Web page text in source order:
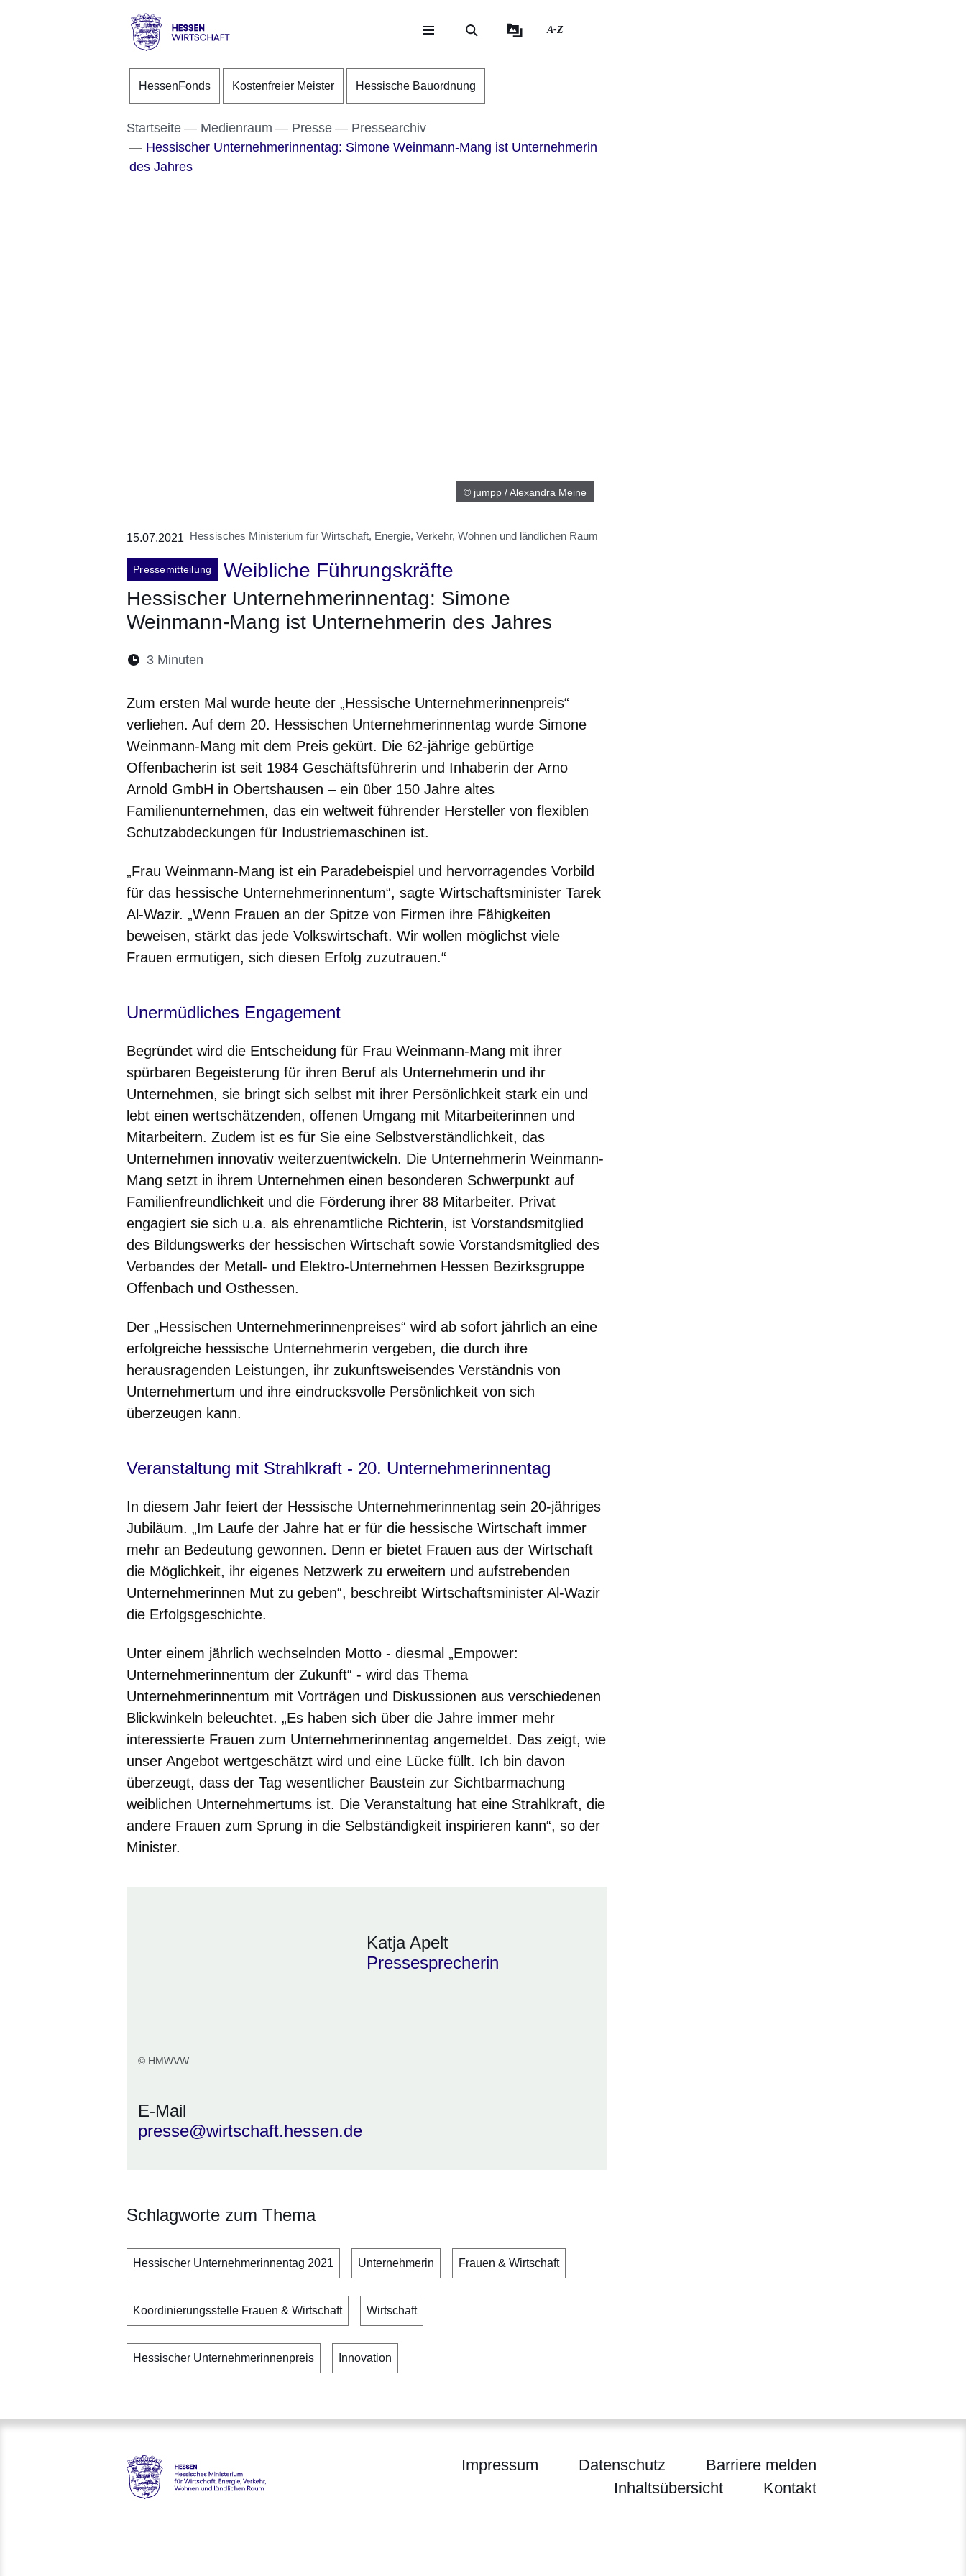
Direkt zum Kopf der Seite
Direkt zum Inhalt
Direkt zum Fuß der Seite
Wirtschaft
A-Z
HessenFonds Kostenfreier Meister Hessische Bauordnung
Startseite Medienraum Presse
Pressearchiv
Hessischer Unternehmerinnentag: Simone Weinmann-Mang ist Unternehmerin
des Jahres
© jumpp / Alexandra Meine
15.07.2021 Hessisches Ministerium für Wirtschaft, Energie, Verkehr, Wohnen und ländlichen Raum
Pressemitteilung
Weibliche Führungskräfte
Hessischer Unternehmerinnentag: Simone
Weinmann-Mang ist Unternehmerin des Jahres
Lesedauer:
3 Minuten
Zum ersten Mal wurde heute der „Hessische Unternehmerinnenpreis“
verliehen. Auf dem 20. Hessischen Unternehmerinnentag wurde Simone
Weinmann-Mang mit dem Preis gekürt. Die 62-jährige gebürtige
Offenbacherin ist seit 1984 Geschäftsführerin und Inhaberin der Arno
Arnold GmbH in Obertshausen – ein über 150 Jahre altes
Familienunternehmen, das ein weltweit führender Hersteller von flexiblen
Schutzabdeckungen für Industriemaschinen ist.
„Frau Weinmann-Mang ist ein Paradebeispiel und hervorragendes Vorbild
für das hessische Unternehmerinnentum“, sagte Wirtschaftsminister Tarek
Al-Wazir. „Wenn Frauen an der Spitze von Firmen ihre Fähigkeiten
beweisen, stärkt das jede Volkswirtschaft. Wir wollen möglichst viele
Frauen ermutigen, sich diesen Erfolg zuzutrauen.“
Unermüdliches Engagement
Begründet wird die Entscheidung für Frau Weinmann-Mang mit ihrer
spürbaren Begeisterung für ihren Beruf als Unternehmerin und ihr
Unternehmen, sie bringt sich selbst mit ihrer Persönlichkeit stark ein und
lebt einen wertschätzenden, offenen Umgang mit Mitarbeiterinnen und
Mitarbeitern. Zudem ist es für Sie eine Selbstverständlichkeit, das
Unternehmen innovativ weiterzuentwickeln. Die Unternehmerin Weinmann-
Mang setzt in ihrem Unternehmen einen besonderen Schwerpunkt auf
Familienfreundlichkeit und die Förderung ihrer 88 Mitarbeiter. Privat
engagiert sie sich u.a. als ehrenamtliche Richterin, ist Vorstandsmitglied
des Bildungswerks der hessischen Wirtschaft sowie Vorstandsmitglied des
Verbandes der Metall- und Elektro-Unternehmen Hessen Bezirksgruppe
Offenbach und Osthessen.
Der „Hessischen Unternehmerinnenpreises“ wird ab sofort jährlich an eine
erfolgreiche hessische Unternehmerin vergeben, die durch ihre
herausragenden Leistungen, ihr zukunftsweisendes Verständnis von
Unternehmertum und ihre eindrucksvolle Persönlichkeit von sich
überzeugen kann.
Veranstaltung mit Strahlkraft - 20. Unternehmerinnentag
In diesem Jahr feiert der Hessische Unternehmerinnentag sein 20-jähriges
Jubiläum. „Im Laufe der Jahre hat er für die hessische Wirtschaft immer
mehr an Bedeutung gewonnen. Denn er bietet Frauen aus der Wirtschaft
die Möglichkeit, ihr eigenes Netzwerk zu erweitern und aufstrebenden
Unternehmerinnen Mut zu geben“, beschreibt Wirtschaftsminister Al-Wazir
die Erfolgsgeschichte.
Unter einem jährlich wechselnden Motto - diesmal „Empower:
Unternehmerinnentum der Zukunft“ - wird das Thema
Unternehmerinnentum mit Vorträgen und Diskussionen aus verschiedenen
Blickwinkeln beleuchtet. „Es haben sich über die Jahre immer mehr
interessierte Frauen zum Unternehmerinnentag angemeldet. Das zeigt, wie
unser Angebot wertgeschätzt wird und eine Lücke füllt. Ich bin davon
überzeugt, dass der Tag wesentlicher Baustein zur Sichtbarmachung
weiblichen Unternehmertums ist. Die Veranstaltung hat eine Strahlkraft, die
andere Frauen zum Sprung in die Selbständigkeit inspirieren kann“, so der
Minister.
© HMWVW
Katja Apelt
Pressesprecherin
E-Mail
presse@wirtschaft.hessen.de
Schlagworte zum Thema
Hessischer Unternehmerinnentag 2021 Unternehmerin Frauen & Wirtschaft
Koordinierungsstelle Frauen & Wirtschaft Wirtschaft
Hessischer Unternehmerinnenpreis Innovation
Hessen - Hessisches Ministerium für Wirtschaft, Energie, Verkehr, Wohnen und ländlichen Raum
Impressum Datenschutz
Barriere melden
Inhaltsübersicht
Kontakt